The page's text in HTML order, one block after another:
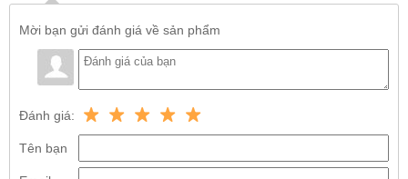
Mời bạn gửi đánh giá về sản phẩm
Đánh giá:
Tên bạn